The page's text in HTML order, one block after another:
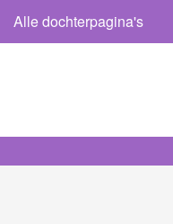
Alle dochterpagina's